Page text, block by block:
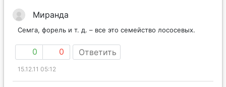
Миранда
Семга, форель и т. д. – все это семейство лососевых.
0 0 Ответить
15.12.11 05:12